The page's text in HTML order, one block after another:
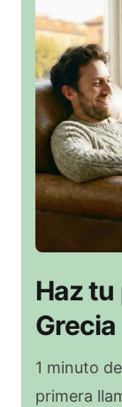
Haz tu
1 minuto
primera